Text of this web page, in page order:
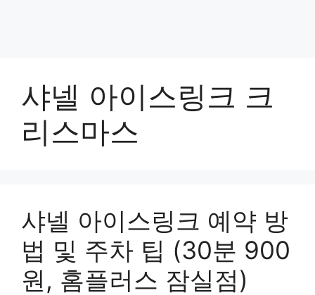
샤넬 아이스링크 크
리스마스
샤넬 아이스링크 예약 방
법 및 주차 팁 (30분 900
원, 홈플러스 잠실점)